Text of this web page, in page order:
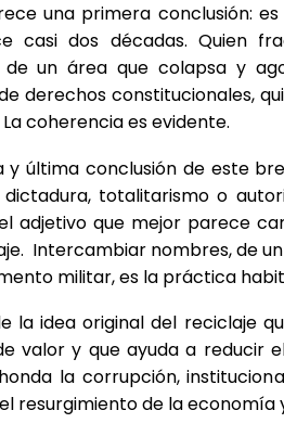
una primera conclusión:
casi dos décadas. Quien
un área que colapsa y
derechos constitucionales,
coherencia es evidente.
y última conclusión de este
totalitarismo o
adjetivo que mejor parece
Intercambiar nombres, de
militar, es la práctica
la idea original del reciclaje
valor y que ayuda a reducir
la corrupción,
resurgimiento de la economía